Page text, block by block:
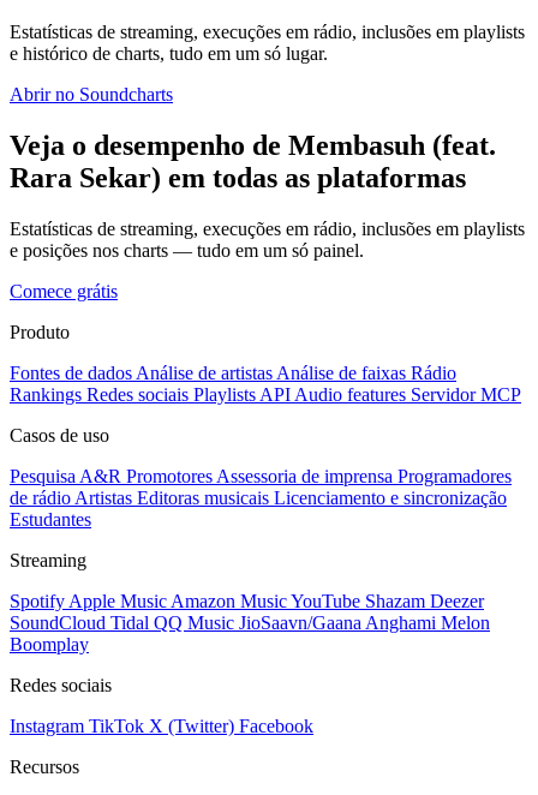
Estatísticas de streaming, execuções em rádio, inclusões em playlists
e histórico de charts, tudo em um só lugar.
Abrir no Soundcharts
Veja o desempenho de Membasuh (feat.
Rara Sekar) em todas as plataformas
Estatísticas de streaming, execuções em rádio, inclusões em playlists
e posições nos charts — tudo em um só painel.
Comece grátis
Produto
Fontes de dados Análise de artistas Análise de faixas Rádio
Rankings Redes sociais Playlists API Audio features Servidor MCP
Casos de uso
Pesquisa A&R Promotores Assessoria de imprensa Programadores
de rádio Artistas Editoras musicais Licenciamento e sincronização
Estudantes
Streaming
Spotify Apple Music Amazon MusicYouTube Shazam Deezer
SoundCloud Tidal QQ Music JioSaavn/Gaana Anghami Melon
Boomplay
Redes sociais
Instagram TikTok X (Twitter) Facebook
Recursos